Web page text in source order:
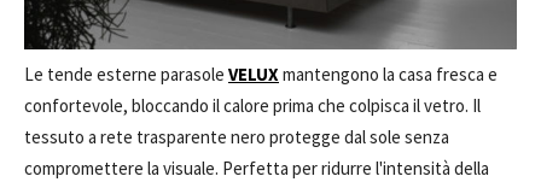
Le tende esterne parasole VELUXmantengono la casa fresca e
confortevole, bloccando il calore prima che colpisca il vetro. Il
tessuto a rete trasparente nero protegge dal sole senza
compromettere la visuale. Perfetta per ridurre l'intensità della